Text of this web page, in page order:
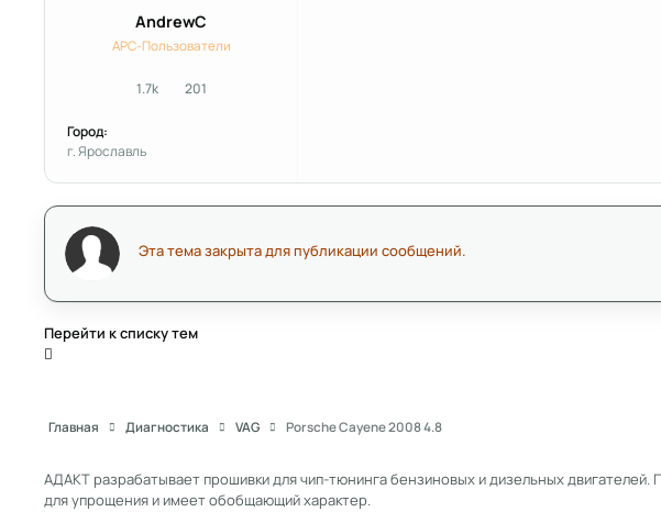
AndrewC
APC-Пользователи
1.7kсообщения
201Репутация
Город:
г. Ярославль
Эта тема закрыта для публикации сообщений.
Перейти к списку тем
Главная Диагностика VAG Porsche Cayene 2008 4.8
АДАКТ разрабатывает прошивки для чип-тюнинга бензиновых и дизельных
для упрощения и имеет обобщающий характер.